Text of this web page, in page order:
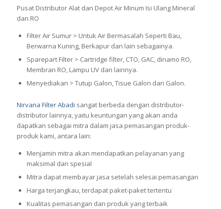
Pusat Distributor Alat dan Depot Air Minum Isi Ulang Mineral
dan RO
Filter Air Sumur > Untuk Air Bermasalah Seperti Bau,
Berwarna Kuning, Berkapur dan lain sebagainya.
Sparepart Filter > Cartridge filter, CTO, GAC, dinamo RO,
Membran RO, Lampu UV dan lainnya.
Menyediakan > Tutup Galon, Tisue Galon dan Galon.
Nirvana Filter Abadi sangat berbeda dengan distributor-
distributor lainnya, yaitu keuntungan yang akan anda
dapatkan sebagai mitra dalam jasa pemasangan produk-
produk kami, antara lain:
Menjamin mitra akan mendapatkan pelayanan yang
maksimal dan spesial
Mitra dapat membayar jasa setelah selesai pemasangan
Harga terjangkau, terdapat paket-paket tertentu
Kualitas pemasangan dan produk yang terbaik